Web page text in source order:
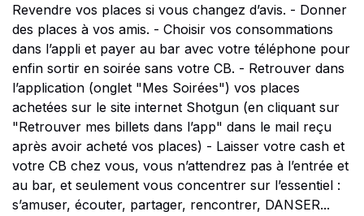
Revendre vos places si vous changez d’avis. - Donner
des places à vos amis. - Choisir vos consommations
dans l’appli et payer au bar avec votre téléphone pour
enfin sortir en soirée sans votre CB. - Retrouver dans
l’application (onglet "Mes Soirées") vos places
achetées sur le site internet Shotgun (en cliquant sur
"Retrouver mes billets dans l’app" dans le mail reçu
après avoir acheté vos places) - Laisser votre cash et
votre CB chez vous, vous n’attendrez pas à l’entrée et
au bar, et seulement vous concentrer sur l’essentiel :
s’amuser, écouter, partager, rencontrer, DANSER...